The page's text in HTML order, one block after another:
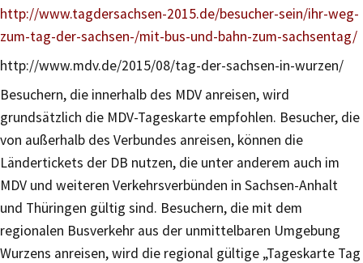
http://www.tagdersachsen-2015.de/besucher-sein/ihr-weg-
zum-tag-der-sachsen-/mit-bus-und-bahn-zum-sachsentag/
http://www.mdv.de/2015/08/tag-der-sachsen-in-wurzen/
Besuchern, die innerhalb des MDV anreisen, wird
grundsätzlich die MDV-Tageskarte empfohlen. Besucher, die
von außerhalb des Verbundes anreisen, können die
Ländertickets der DB nutzen, die unter anderem auch im
MDV und weiteren Verkehrsverbünden in Sachsen-Anhalt
und Thüringen gültig sind. Besuchern, die mit dem
regionalen Busverkehr aus der unmittelbaren Umgebung
Wurzens anreisen, wird die regional gültige „Tageskarte Tag